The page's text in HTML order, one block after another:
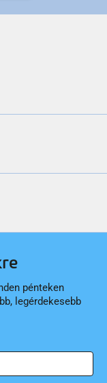
pénteken
legérdekesebb